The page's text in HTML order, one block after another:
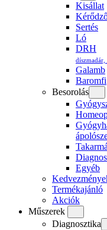
Kisállat
Sertés
Ló
DRH
Galamb
Baromfi
Besorolás
Egyéb
Termékajánló
Akciók
Műszerek
Diagnosztika